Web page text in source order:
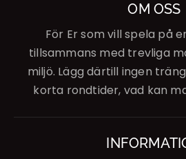
OM OSS
För Er som vill spela på
tillsammans med trevliga
miljö. Lägg därtill ingen
korta rondtider, vad kan